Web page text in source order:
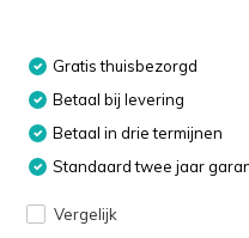
Gratis thuisbezorgd
Betaal bij levering
Betaal in drie termijnen
Standaard twee jaar
Vergelijk